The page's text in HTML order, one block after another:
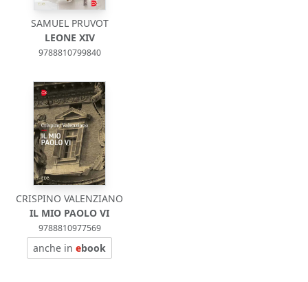
SAMUEL PRUVOT
LEONE XIV
9788810799840
CRISPINO VALENZIANO
IL MIO PAOLO VI
9788810977569
anche inebook